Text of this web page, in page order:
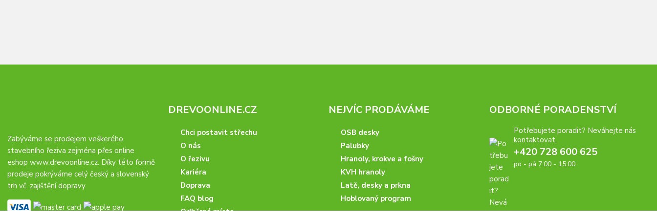
Zabýváme se prodejem veškerého
stavebního řeziva zejména přes online
eshop www.drevoonline.cz. Díky této formě
prodeje pokrýváme celý český a slovenský
trh vč. zajištění dopravy.
DREVOONLINE.CZ
Chci postavit střechu
O nás
O řezivu
Kariéra
Doprava
FAQ blog
Odběrná místa
NEJVÍC PRODÁVÁME
OSB desky
Palubky
Hranoly, krokve a fošny
KVH hranoly
Latě, desky a prkna
Hoblovaný program
ODBORNÉ PORADENSTVÍ
Potřebujete poradit? Neváhejte nás
kontaktovat.
+420 728 600 625
po - pá 7:00 - 15:00